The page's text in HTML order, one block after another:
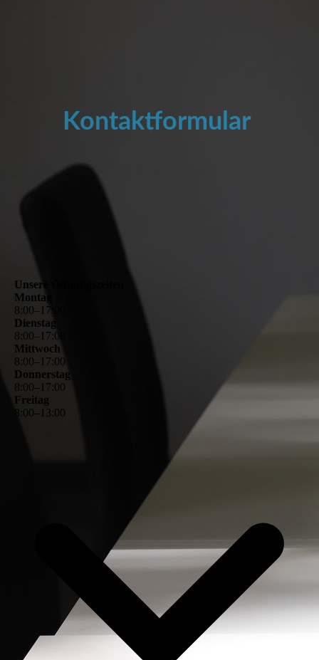
Kontaktformular
Unsere Öffnungszeiten
Montag
8:00– 17
Dienstag
8:00– 17:00
Mittwoch
8:00– 17:00
Donnerstag
8:00– 17:00
Freitag
8:00– 13:00